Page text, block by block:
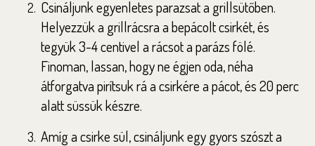
Csináljunk egyenletes parazsat a grillsütőben.
Helyezzük a grillrácsra a bepácolt csirkét, és
tegyük 3-4 centivel a rácsot a parázs fölé.
Finoman, lassan, hogy ne égjen oda, néha
átforgatva pirítsuk rá a csirkére a pácot, és 20 perc
alatt süssük készre.
Amíg a csirke sül, csináljunk egy gyors szószt a